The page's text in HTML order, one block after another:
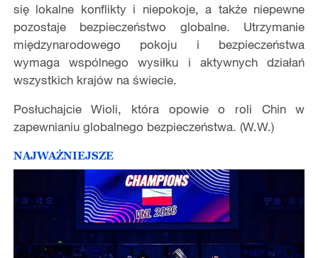
się lokalne konflikty i niepokoje, a także niepewne
pozostaje bezpieczeństwo globalne. Utrzymanie
międzynarodowego pokoju i bezpieczeństwa
wymaga wspólnego wysiłku i aktywnych działań
wszystkich krajów na świecie.
Posłuchajcie Wioli, która opowie o roli Chin w
zapewnianiu globalnego bezpieczeństwa. (W.W.)
NAJWAŻNIEJSZE